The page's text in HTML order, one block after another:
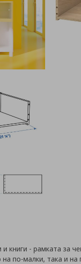
книги - рамката за
на по-малки, така и